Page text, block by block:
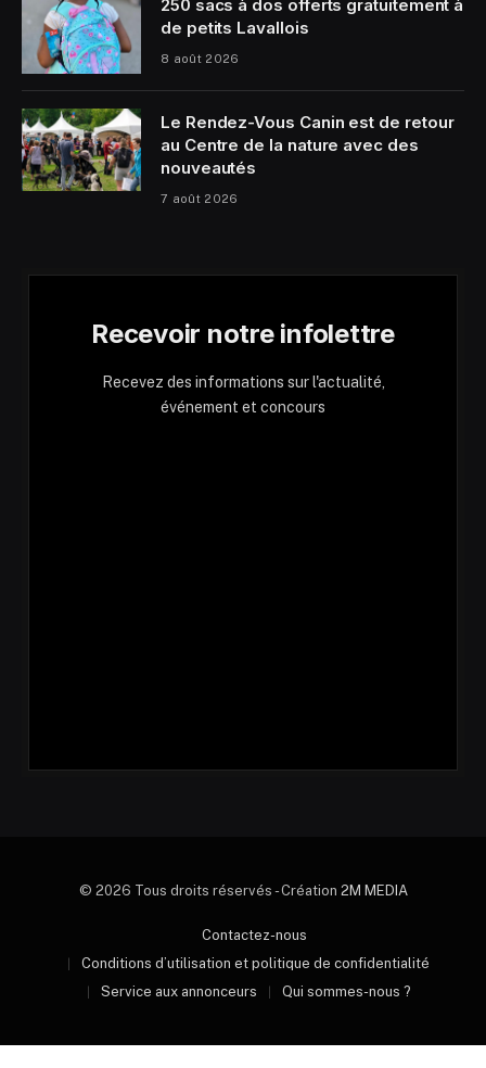
250 sacs à dos offerts gratuitement à
de petits Lavallois
8 août 2026
Le Rendez-Vous Canin est de retour
au Centre de la nature avec des
nouveautés
7 août 2026
Recevoir notre infolettre
Recevez des informations sur l'actualité,
événement et concours
© 2026 Tous droits réservés - Création 2M MEDIA
Contactez-nous
Conditions d’utilisation et politique de confidentialité
Service aux annonceurs
Qui sommes-nous ?